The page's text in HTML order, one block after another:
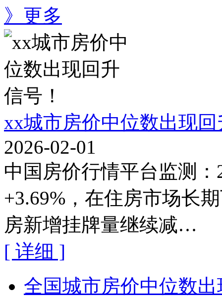
》更多
xx城市房价中位数出现
2026-02-01
中国房价行情平台监测
+3.69%，在住房市场长
房新增挂牌量继续减…
[ 详细 ]
全国城市房价中位数